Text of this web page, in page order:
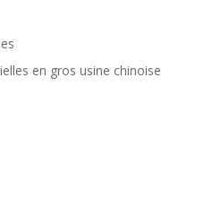
en gros usine chinoise